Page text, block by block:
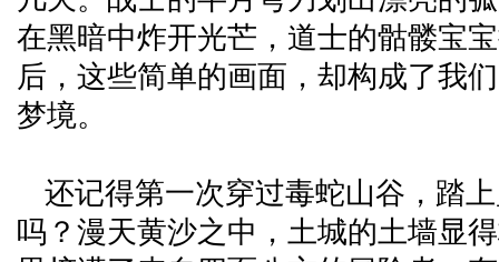
在黑暗中炸开光芒，道士的骷髅宝
后，这些简单的画面，却构成了我
梦境。
还记得第一次穿过毒蛇山谷，踏
吗？漫天黄沙之中，土城的土墙显